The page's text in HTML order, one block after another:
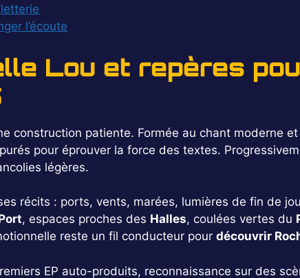
l’écoute
Lou et repères
construction patiente. Formée au chant moderne
pour éprouver la force des textes.
légères.
récits : ports, vents, marées, lumières de fin de
, espaces proches des Halles, coulées vertes du
reste un fil conducteur pour découvrir
EP auto-produits, reconnaissance sur des